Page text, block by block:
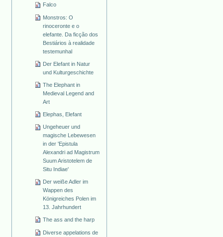
Falco
Monstros: O
rinoceronte e o
elefante. Da ficção dos
Bestiários à realidade
testemunhal
Der Elefant in Natur
und Kulturgeschichte
The Elephant in
Medieval Legend and
Art
Elephas, Elefant
Ungeheuer und
magische Lebewesen
in der 'Epistula
Alexandri ad Magistrum
Suum Aristotelem de
Situ Indiae'
Der weiße Adler im
Wappen des
Königreiches Polen im
13. Jahrhundert
The ass and the harp
Diverse appelations de